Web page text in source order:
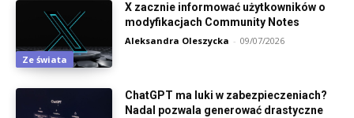
Ze świata
X zacznie informować użytkowników o
modyfikacjach Community Notes
Aleksandra Oleszycka - 09/07/2026
ChatGPT ma luki w zabezpieczeniach?
Nadal pozwala generować drastyczne